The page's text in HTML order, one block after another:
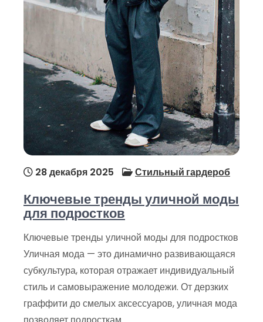
28 декабря 2025 Стильный гардероб
Ключевые тренды уличной моды
для подростков
Ключевые тренды уличной моды для подростков
Уличная мода — это динамично развивающаяся
субкультура, которая отражает индивидуальный
стиль и самовыражение молодежи. От дерзких
граффити до смелых аксессуаров, уличная мода